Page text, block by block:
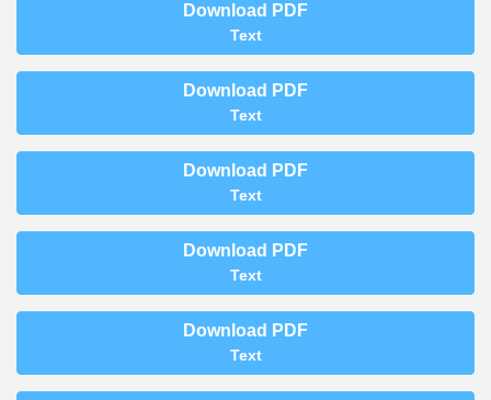
Download PDF
Text
Download PDF
Text
Download PDF
Text
Download PDF
Text
Download PDF
Text